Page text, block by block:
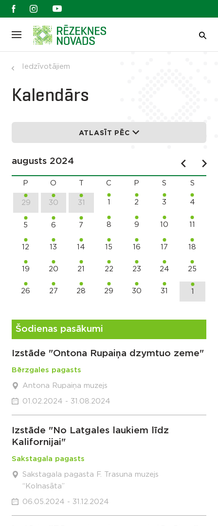
Iedzīvotājiem
Kalendārs
ATLASĪT PĒC
augusts 2024
P O C P S S
29 30 31 1 2 3 4
5 6 7 8 9 10 11
12 13 14 15 16 17 18
19 20 21 22 23 24 25
26 27 28 29 30 31 1
Šodienas pasākumi
Izstāde "Ontona Rupaiņa dzymtuo zeme"
Bērzgales pagasts
Antona Rupaiņa muzejs
01.02.2024 - 31.08.2024
Izstāde "No Latgales laukiem līdz
Kalifornijai"
Sakstagala pagasts
Sakstagala pagasta F. Trasuna muzejs
“Kolnasāta”
06.05.2024 - 31.12.2024